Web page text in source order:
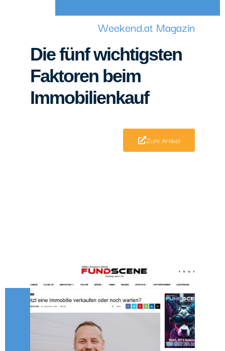
Weekend.at Magazin
Die fünf wichtigsten
Faktoren beim
Immobilienkauf
Zum Artikel